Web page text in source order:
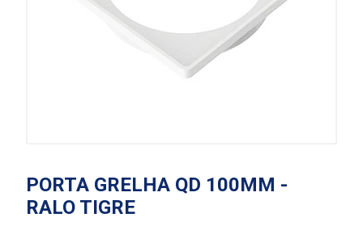
PORTA GRELHA QD 100MM -
RALO TIGRE